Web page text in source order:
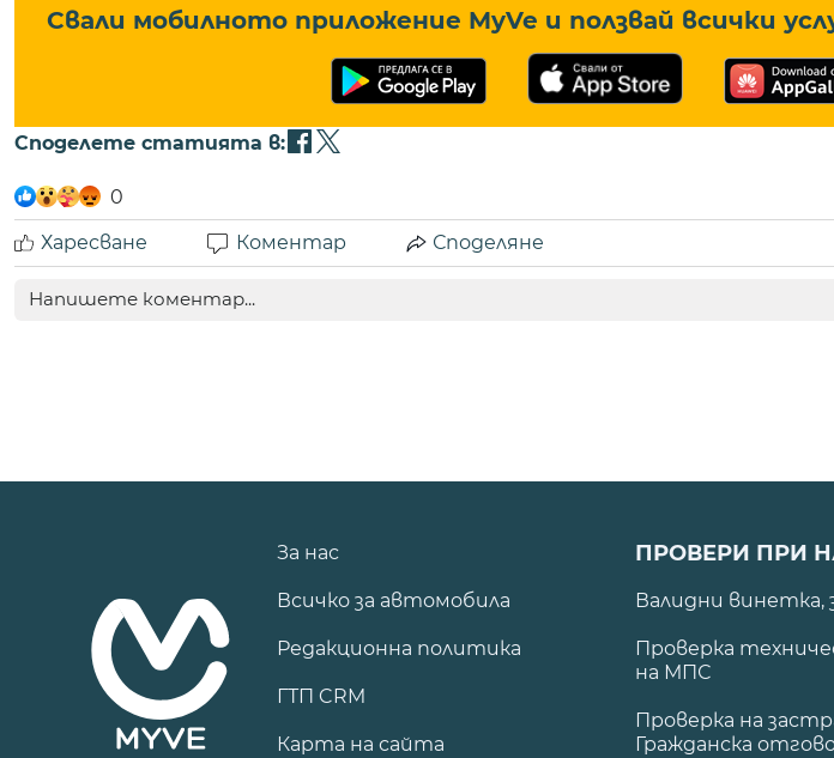
Свали мобилното приложение MyVe и ползвай всички
Споделете статията в:
0
Харесване
Коментар Споделяне
За нас
Всичко за автомобила
Редакционна политика
ГТП CRM
Карта на сайта
ПРОВЕРИ ПРИ
Валидни винетка,
Проверка
на МПС
Проверка на
Гражданска